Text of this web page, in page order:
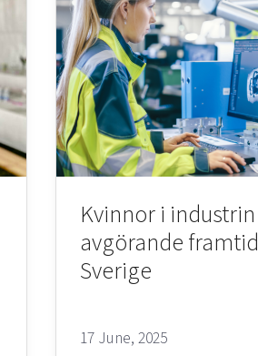
Kvinnor i
avgörande
Sverige
17 June, 2025